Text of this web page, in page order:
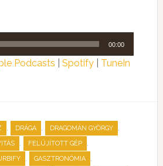
00:00
Podcasts Spotify| TuneIn
, DRÁGA , DRAGOMÁN GYÖRGY ,
, FELÚJÍTOTT GÉP ,
, GASZTRONÓMIA ,